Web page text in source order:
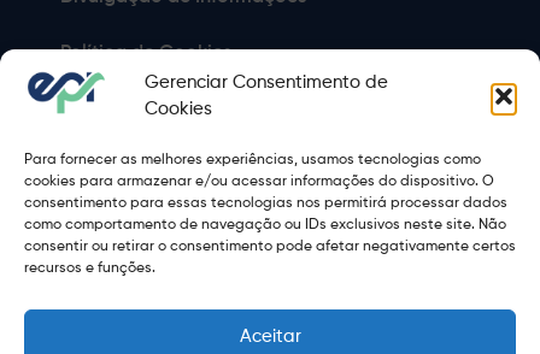
Gerenciar Consentimento de
Cookies
Para fornecer as melhores experiências, usamos tecnologias como
cookies para armazenar e/ou acessar informações do dispositivo. O
consentimento para essas tecnologias nos permitirá processar dados
como comportamento de navegação ou IDs exclusivos neste site. Não
consentir ou retirar o consentimento pode afetar negativamente certos
recursos e funções.
Aceitar
Copyright 2021 © 2026 Grupo EPR - Todos Os Direitos
Política de Cookies
Política de Privacidade
Sitemap
Termos de Uso